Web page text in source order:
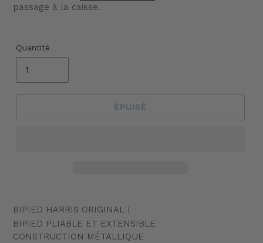
passage à la caisse.
Quantité
ÉPUISÉ
à
BIPIED HARRIS ORIGINAL !
BIPIED PLIABLE ET EXTENSIBLE
CONSTRUCTION MÉTALLIQUE